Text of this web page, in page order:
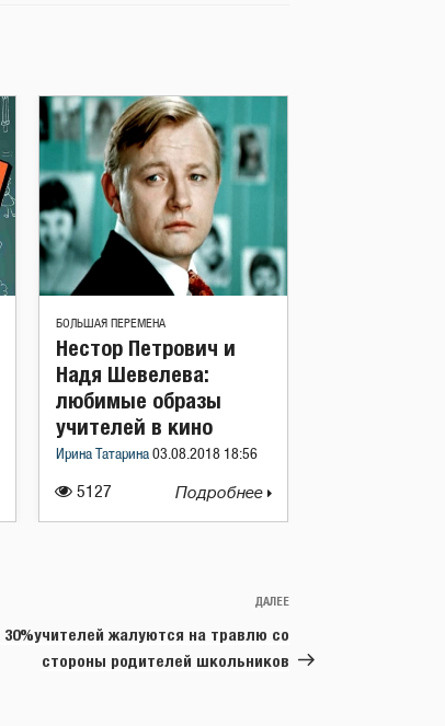
БОЛЬШАЯ ПЕРЕМЕНА
5127
Нестор Петрович и
Надя Шевелева:
любимые образы
учителей в кино
Ирина Татарина 03.08.2018 18:56
Подробнее
Следующая
ДАЛЕЕ
жалуются на травлю со
стороны родителей школьников